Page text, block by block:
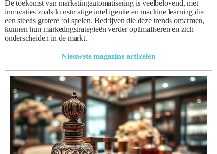
De toekomst van marketingautomatisering is veelbelovend, met
innovaties zoals kunstmatige intelligentie en machine learning die
een steeds grotere rol spelen. Bedrijven die deze trends omarmen,
kunnen hun marketingstrategieën verder optimaliseren en zich
onderscheiden in de markt.
Nieuwste magazine artikelen